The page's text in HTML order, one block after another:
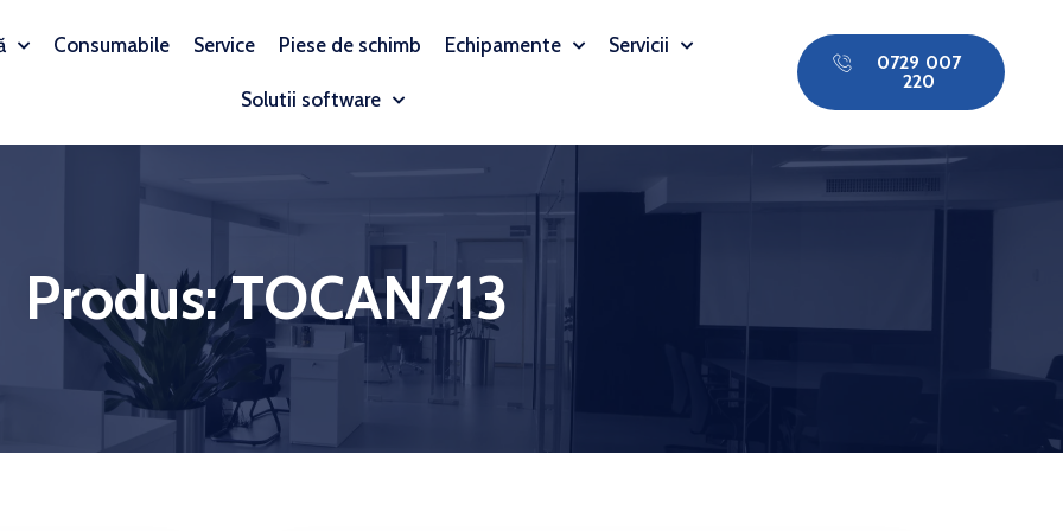
Consumabile Service Piese de schimb Echipamente Servicii
Solutii software
0729 007
220
Produs: TOCAN713